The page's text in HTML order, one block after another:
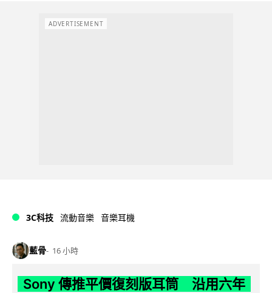
ADVERTISEMENT
3C科技 流動音樂 音樂耳機
藍骨 16 小時
Sony 傳推平價復刻版耳筒 沿用六年